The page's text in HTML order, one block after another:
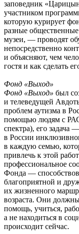
заповедник
участником
которую курирует
разные
музеи, — проводят
непосредственно
и объясняют, чем
гостя и как сделать
Фонд «Выход»
Фонд «Выход» был
и телеведущей
проблем аутизма в
помощью людям с РАС
спектра), его задача
в России
в каждую семью,
привлечь к этой
профессиональное
Фонда —
благоприятной и
их жизненного
возраста. Они
помощь, учиться,
а не находиться в
происходит сейчас.